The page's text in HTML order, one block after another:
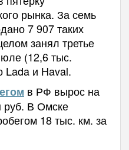
рынка. За семь
7 907 таких
занял третье
(12,6 тыс.
Lada и Haval.
в РФ вырос на
В Омске
18 тыс. км. за